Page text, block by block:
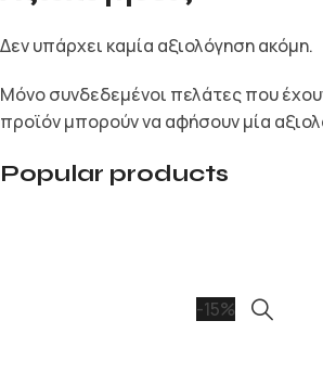
Δεν υπάρχει καμία αξιολόγηση ακόμη.
Μόνο συνδεδεμένοι πελάτες που
προϊόν μπορούν να αφήσουν μία
Popular products
-15%